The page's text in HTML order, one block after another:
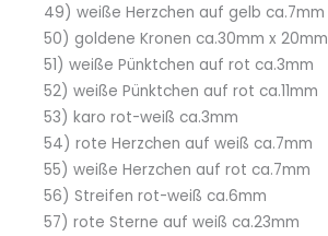
49) weiße Herzchen auf gelb ca.7mm
50) goldene Kronen ca.30mm x 20mm
51) weiße Pünktchen auf rot ca.3mm
52) weiße Pünktchen auf rot ca.11mm
53) karo rot-weiß ca.3mm
54) rote Herzchen auf weiß ca.7mm
55) weiße Herzchen auf rot ca.7mm
56) Streifen rot-weiß ca.6mm
57) rote Sterne auf weiß ca.23mm